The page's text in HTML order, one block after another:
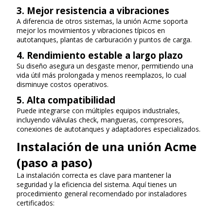
3. Mejor resistencia a vibraciones
A diferencia de otros sistemas, la unión Acme soporta
mejor los movimientos y vibraciones típicos en
autotanques, plantas de carburación y puntos de carga.
4. Rendimiento estable a largo plazo
Su diseño asegura un desgaste menor, permitiendo una
vida útil más prolongada y menos reemplazos, lo cual
disminuye costos operativos.
5. Alta compatibilidad
Puede integrarse con múltiples equipos industriales,
incluyendo válvulas check, mangueras, compresores,
conexiones de autotanques y adaptadores especializados.
Instalación de una unión Acme
(paso a paso)
La instalación correcta es clave para mantener la
seguridad y la eficiencia del sistema. Aquí tienes un
procedimiento general recomendado por instaladores
certificados: